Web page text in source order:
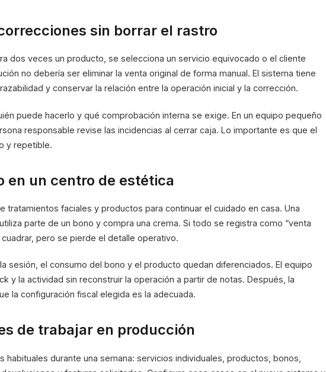
sin borrar el rastro
dos veces un producto, se selecciona un servicio equivocado o el cliente
no debería ser eliminar la venta original de forma manual. El sistema tiene
y conservar la relación entre la operación inicial y la corrección.
puede hacerlo y qué comprobación interna se exige. En un equipo pequeño
responsable revise las incidencias al cerrar caja. Lo importante es que el
y repetible.
en un centro de estética
tratamientos faciales y productos para continuar el cuidado en casa. Una
parte de un bono y compra una crema. Si todo se registra como “venta
pero se pierde el detalle operativo.
sesión, el consumo del bono y el producto quedan diferenciados. El equipo
y la actividad sin reconstruir la operación a partir de notas. Después, la
la configuración fiscal elegida es la adecuada.
de trabajar en producción
habituales durante una semana: servicios individuales, productos, bonos,